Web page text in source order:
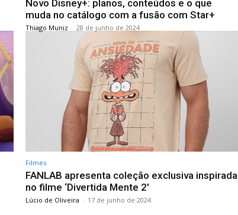
Novo Disney+: planos, conteúdos e o que
muda no catálogo com a fusão com Star+
Thiago Muniz - 28 de junho de 2024
Filmes
FANLAB apresenta coleção exclusiva inspirada
no filme ‘Divertida Mente 2′
Lúcio de Oliveira - 17 de junho de 2024